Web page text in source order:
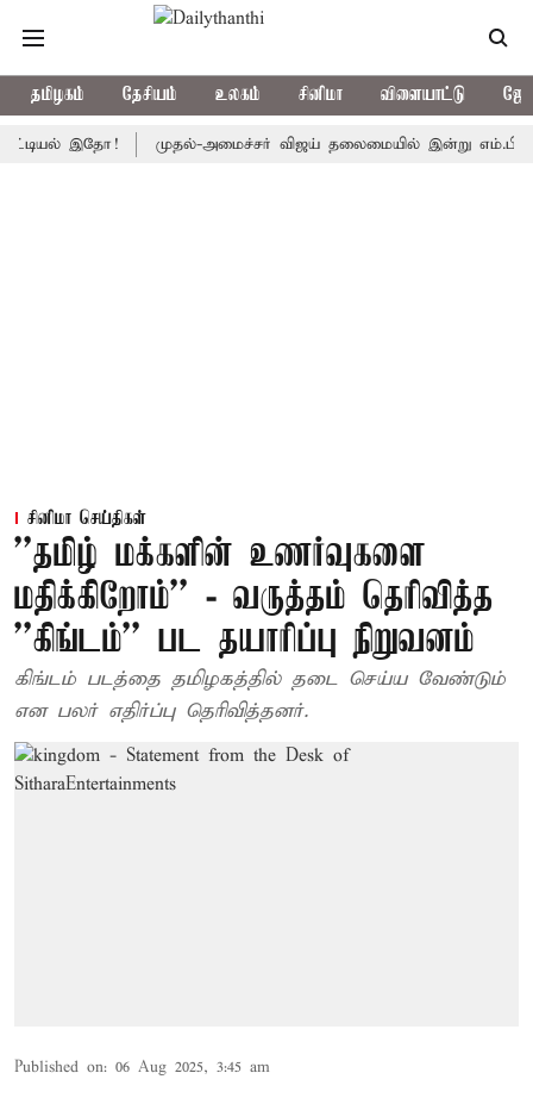
தமிழகம் தேசியம் உலகம் சினிமா விளையாட்டு
இதோ! முதல்-அமைச்சர் விஜய் தலைமையில் இன்று எம்.பி.க்கள்
சினிமா செய்திகள்
''தமிழ் மக்களின் உணர்வுகளை
மதிக்கிறோம்'' - வருத்தம் தெரிவித்த
''கிங்டம்'' பட தயாரிப்பு நிறுவனம்
கிங்டம் படத்தை தமிழகத்தில் தடை செய்ய வேண்டும்
என பலர் எதிர்ப்பு தெரிவித்தனர்.
Published on: 06 Aug 2025, 3:45 am